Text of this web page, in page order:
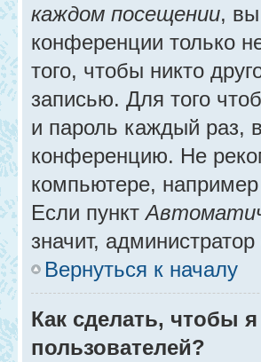
каждом посещении,
конференции только
того, чтобы никто
записью. Для того
и пароль каждый раз,
конференцию. Не
компьютере, например
Если пункт
значит,
Вернуться к началу
Как сделать, чтобы
пользователей?